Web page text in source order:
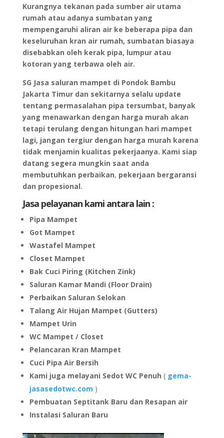
Kurangnya tekanan pada sumber air utama
rumah atau adanya sumbatan yang
mempengaruhi aliran air ke beberapa pipa dan
keseluruhan kran air rumah, sumbatan biasaya
disebabkan oleh kerak pipa, lumpur atau
kotoran yang terbawa oleh air.
SG Jasa saluran mampet di Pondok Bambu
Jakarta Timur dan sekitarnya selalu update
tentang permasalahan pipa tersumbat, banyak
yang menawarkan dengan harga murah akan
tetapi terulang dengan hitungan hari mampet
lagi, jangan tergiur dengan harga murah karena
tidak menjamin kualitas pekerjaanya. Kami siap
datang segera mungkin saat anda
membutuhkan perbaikan, pekerjaan bergaransi
dan propesional.
Jasa pelayanan kami antara lain :
Pipa Mampet
Got Mampet
Wastafel Mampet
Closet Mampet
Bak Cuci Piring (Kitchen Zink)
Saluran Kamar Mandi (Floor Drain)
Perbaikan Saluran Selokan
Talang Air Hujan Mampet (Gutters)
Mampet Urin
WC Mampet / Closet
Pelancaran Kran Mampet
Cuci Pipa Air Bersih
Kami juga melayani Sedot WC Penuh ( gema-
jasasedotwc.com )
Pembuatan Septitank Baru dan Resapan air
Instalasi Saluran Baru